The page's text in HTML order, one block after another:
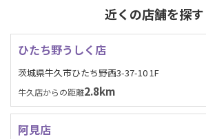
近くの店舗を探す
ひたち野うしく店
茨城県牛久市ひたち野西3-37-10 1F
牛久店からの距離2.8km
阿見店